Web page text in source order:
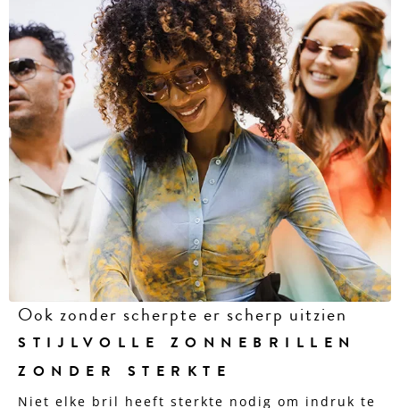
Ook zonder scherpte er scherp uitzien
STIJLVOLLE ZONNEBRILLEN
ZONDER STERKTE
Niet elke bril heeft sterkte nodig om indruk te